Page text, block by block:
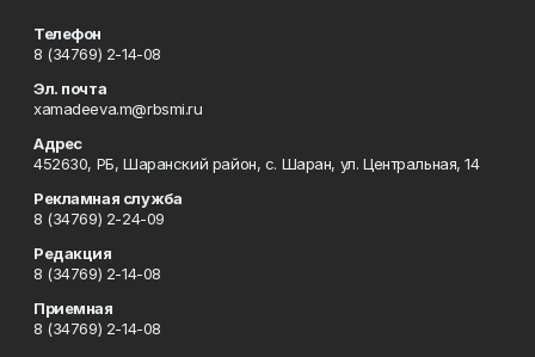
Телефон
8 (34769) 2-14-08
Эл. почта
xamadeeva.m@rbsmi.ru
Адрес
452630, РБ, Шаранский район, с. Шаран, ул. Центральная, 14
Рекламная служба
8 (34769) 2-24-09
Редакция
8 (34769) 2-14-08
Приемная
8 (34769) 2-14-08